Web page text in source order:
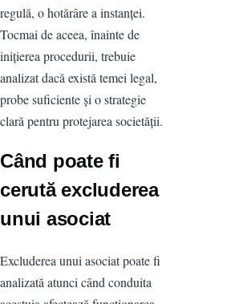
regulă, o hotărâre a instanței.
Tocmai de aceea, înainte de
inițierea procedurii, trebuie
analizat dacă există temei legal,
probe suficiente și o strategie
clară pentru protejarea societății.
Când poate fi
cerută excluderea
unui asociat
Excluderea unui asociat poate fi
analizată atunci când conduita